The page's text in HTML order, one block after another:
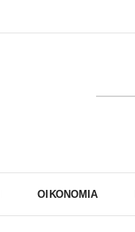
ΟΙΚΟΝΟΜΊΑ